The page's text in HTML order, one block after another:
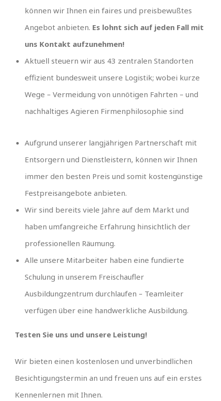
können wir Ihnen ein faires und preisbewußtes
Angebot anbieten. Es lohnt sich auf jeden Fall mit
uns Kontakt aufzunehmen!
Aktuell steuern wir aus 43 zentralen Standorten
effizient bundesweit unsere Logistik; wobei kurze
Wege – Vermeidung von unnötigen Fahrten – und
nachhaltiges Agieren Firmenphilosophie sind
Aufgrund unserer langjährigen Partnerschaft mit
Entsorgern und Dienstleistern, können wir Ihnen
immer den besten Preis und somit kostengünstige
Festpreisangebote anbieten.
Wir sind bereits viele Jahre auf dem Markt und
haben umfangreiche Erfahrung hinsichtlich der
professionellen Räumung.
Alle unsere Mitarbeiter haben eine fundierte
Schulung in unserem Freischaufler
Ausbildungzentrum durchlaufen – Teamleiter
verfügen über eine handwerkliche Ausbildung.
Testen Sie uns und unsere Leistung!
Wir bieten einen kostenlosen und unverbindlichen
Besichtigungstermin an und freuen uns auf ein erstes
Kennenlernen mit Ihnen.